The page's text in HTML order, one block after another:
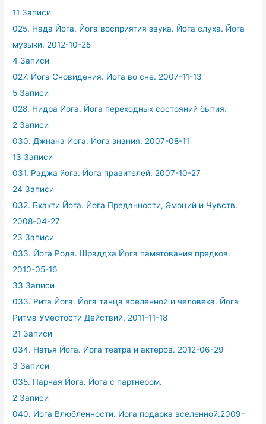
11 Записи
025. Нада Йога. Йога восприятия звука. Йога слуха. Йога
музыки. 2012-10-25
4 Записи
027. Йога Сновидения. Йога во сне. 2007-11-13
5 Записи
028. Нидра Йога. Йога переходных состояний бытия.
2 Записи
030. Джнана Йога. Йога знания. 2007-08-11
13 Записи
031. Раджа йога. Йога правителей. 2007-10-27
24 Записи
032. Бхакти Йога. Йога Преданности, Эмоций и Чувств.
2008-04-27
23 Записи
033. Йога Рода. Шраддха Йога памятования предков.
2010-05-16
33 Записи
033. Рита Йога. Йога танца вселенной и человека. Йога
Ритма Уместости Действий. 2011-11-18
21 Записи
034. Натья Йога. Йога театра и актеров. 2012-06-29
3 Записи
035. Парная Йога. Йога с партнером.
2 Записи
040. Йога Влюбленности. Йога подарка вселенной.2009-